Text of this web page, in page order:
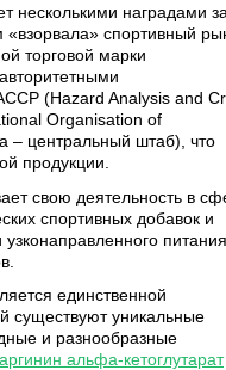
несколькими наградами
спортивный
торговой марки
(Hazard Analysis and
Organisation of
центральный штаб), что
продукции.
свою деятельность в
спортивных добавок и
единственной
существуют уникальные
и разнообразные
аргинин альфа-кетоглутарат